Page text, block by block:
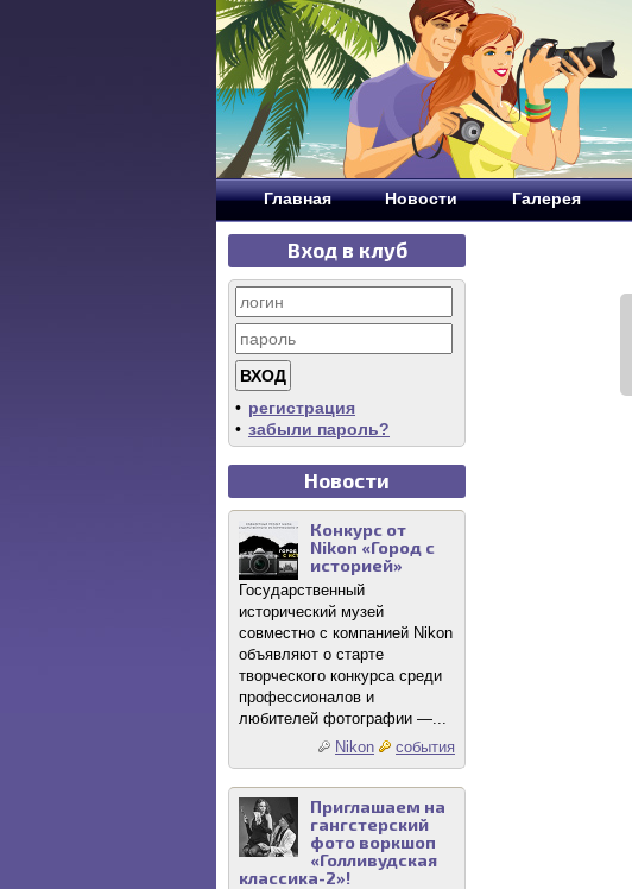
Главная Новости Галерея
Вход в клуб
• регистрация
• забыли пароль?
Новости
Конкурс от
Nikon «Город с
историей»
Государственный
исторический музей
совместно с компанией Nikon
объявляют о старте
творческого конкурса среди
профессионалов и
любителей фотографии —...
Nikon
события
Приглашаем на
гангстерский
фото воркшоп
«Голливудская
классика-2»!